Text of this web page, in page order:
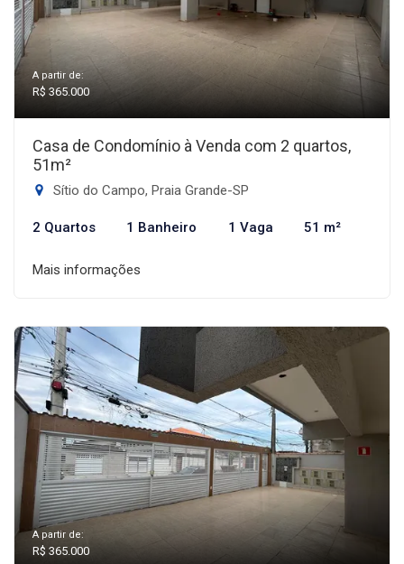
A partir de:
R$ 365.000
Casa de Condomínio à Venda com 2 quartos,
51m²
Sítio do Campo, Praia Grande-SP
2 Quartos 1 Banheiro 1 Vaga 51 m²
Mais informações
A partir de:
R$ 365.000